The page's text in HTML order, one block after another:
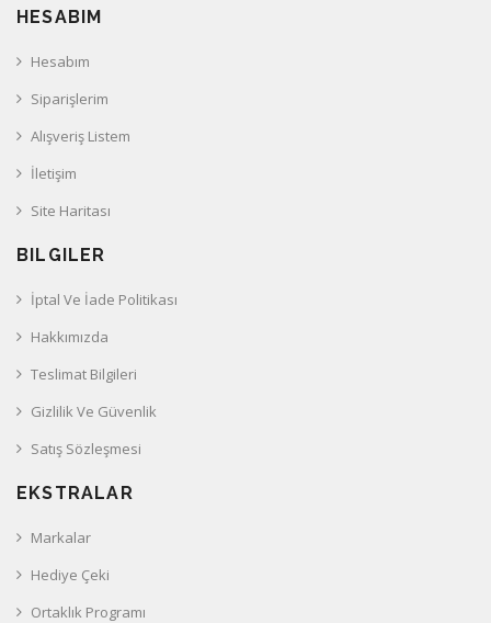
HESABIM
Hesabım
Siparişlerim
Alışveriş Listem
İletişim
Site Haritası
BILGILER
İptal Ve İade Politikası
Hakkımızda
Teslimat Bilgileri
Gizlilik Ve Güvenlik
Satış Sözleşmesi
EKSTRALAR
Markalar
Hediye Çeki
Ortaklık Programı